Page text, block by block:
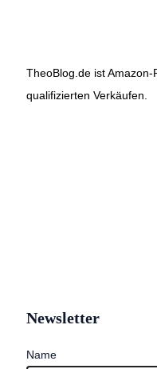
TheoBlog.de ist
qualifizierten Verkäufen.
Newsletter
Name